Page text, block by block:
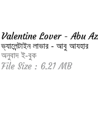
Valentine Lover - Abu
ভ্যালেন্টাইন লাভার - আবু আযহার
অনুবাদ ই-বুক
File Size : 6.21 MB